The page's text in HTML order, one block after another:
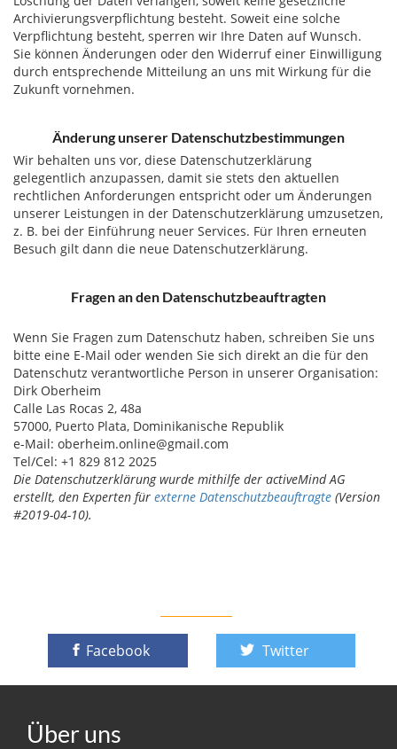
Archivierungsverpflichtung besteht. Soweit eine solche
Verpflichtung besteht, sperren wir Ihre Daten auf Wunsch.
Sie können Änderungen oder den Widerruf einer Einwilligung
durch entsprechende Mitteilung an uns mit Wirkung für die
Zukunft vornehmen.
Änderung unserer Datenschutzbestimmungen
Wir behalten uns vor, diese Datenschutzerklärung
gelegentlich anzupassen, damit sie stets den aktuellen
rechtlichen Anforderungen entspricht oder um Änderungen
unserer Leistungen in der Datenschutzerklärung umzusetzen,
z. B. bei der Einführung neuer Services. Für Ihren erneuten
Besuch gilt dann die neue Datenschutzerklärung.
Fragen an den Datenschutzbeauftragten
Wenn Sie Fragen zum Datenschutz haben, schreiben Sie uns
bitte eine E-Mail oder wenden Sie sich direkt an die für den
Datenschutz verantwortliche Person in unserer Organisation:
Dirk Oberheim
Calle Las Rocas 2, 48a
57000, Puerto Plata, Dominikanische Republik
e-Mail: oberheim.online@gmail.com
Tel/Cel: +1 829 812 2025
Die Datenschutzerklärung wurde mithilfe der activeMind AG
erstellt, den Experten für externe Datenschutzbeauftragte (Version
#2019-04-10).
Facebook Twitter
Über uns